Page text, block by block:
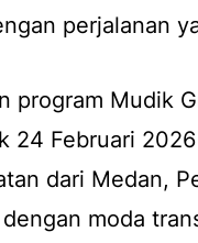
perjalanan
program Mudik
24 Februari
dari Medan,
moda